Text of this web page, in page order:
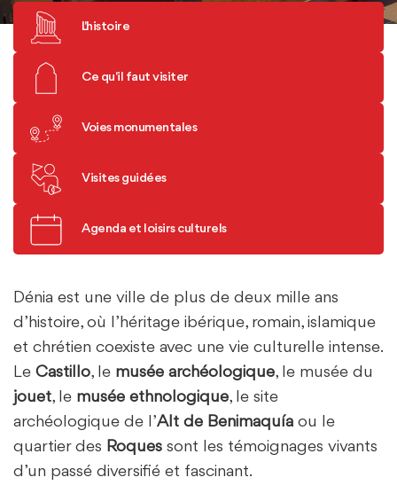
L'histoire
Ce qu'il faut visiter
Voies monumentales
Visites guidées
Agenda et loisirs culturels
Dénia est une ville de plus de deux mille ans
d’histoire, où l’héritage ibérique, romain, islamique
et chrétien coexiste avec une vie culturelle intense.
Le Castillo, le musée archéologique, le musée du
jouet, le musée ethnologique, le site
archéologique de l’Alt de Benimaquía ou le
quartier des Roques sont les témoignages vivants
d’un passé diversifié et fascinant.